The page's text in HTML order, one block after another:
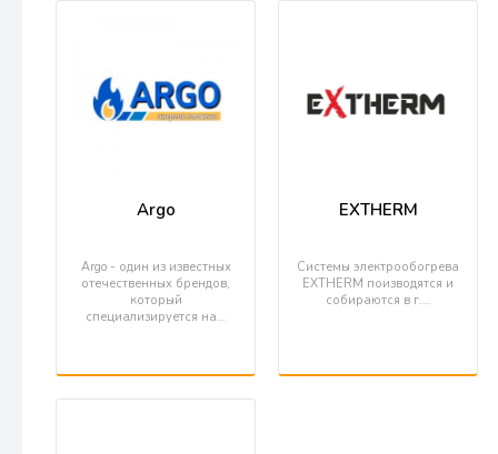
Argo
Argo - один из известных
отечественных брендов,
который
специализируется на…
EXTHERM
Системы электрообогрева
EXTHERM поизводятся и
собираются в г.…